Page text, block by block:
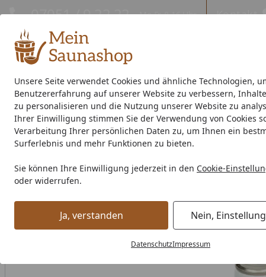
Unsere Seite verwendet Cookies und ähnliche Technologien,
Benutzererfahrung auf unserer Website zu verbessern,
zu personalisieren und die Nutzung unserer Website zu
Ihrer Einwilligung stimmen Sie der Verwendung von Cookies
Verarbeitung Ihrer persönlichen Daten zu, um Ihnen ein
Surferlebnis und mehr Funktionen zu bieten.
Sie können Ihre Einwilligung jederzeit in den Cookie-
oder widerrufen.
Ja, verstanden Nein,
DatenschutzImpressum
07051 / 9 22 22 Mo-Fr. 8-16 Uhr Kontakt
Außensauna Indoor-Sauna Energiespar-Sauna
Saunahersteller % Sale %
Startseite